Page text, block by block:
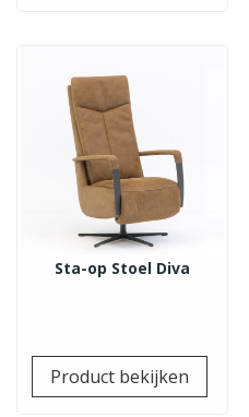
Sta-op Stoel Diva
Product bekijken